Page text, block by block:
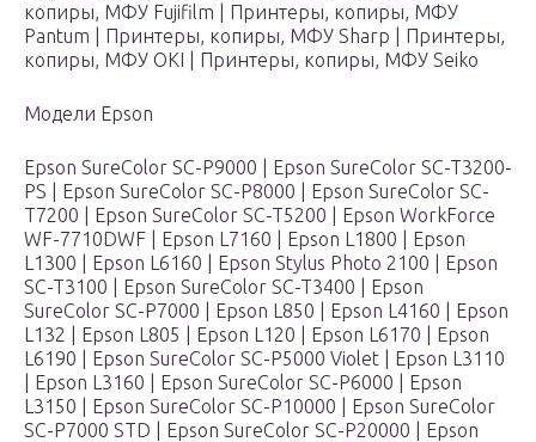
копиры, МФУ Fujifilm | Принтеры, копиры, МФУ
Pantum | Принтеры, копиры, МФУ Sharp | Принтеры,
копиры, МФУ OKI | Принтеры, копиры, МФУ Seiko
Модели Epson
Epson SureColor SC-P9000 | Epson SureColor SC-T3200-
PS | Epson SureColor SC-P8000 | Epson SureColor SC-
T7200 | Epson SureColor SC-T5200 | Epson WorkForce
WF-7710DWF | Epson L7160 | Epson L1800 | Epson
L1300 | Epson L6160 | Epson Stylus Photo 2100 | Epson
SC-T3100 | Epson SureColor SC-T3400 | Epson
SureColor SC-P7000 | Epson L850 | Epson L4160 | Epson
L132 | Epson L805 | Epson L120 | Epson L6170 | Epson
L6190 | Epson SureColor SC-P5000 Violet | Epson L3110
| Epson L3160 | Epson SureColor SC-P6000 | Epson
L3150 | Epson SureColor SC-P10000 | Epson SureColor
SC-P7000 STD | Epson SureColor SC-P20000 | Epson